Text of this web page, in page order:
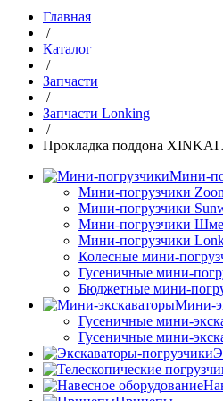
Главная
/
Каталог
/
Запчасти
/
Запчасти Lonking
/
Прокладка поддона XINKAI
Мини-
Мини-погрузчики
Мини-погрузчики
Мини-погрузчики
Мини-погрузчики
Колесные мини-
Гусеничные мини-
Бюджетные мини-
Мини-
Гусеничные мини-
Гусеничные мини-